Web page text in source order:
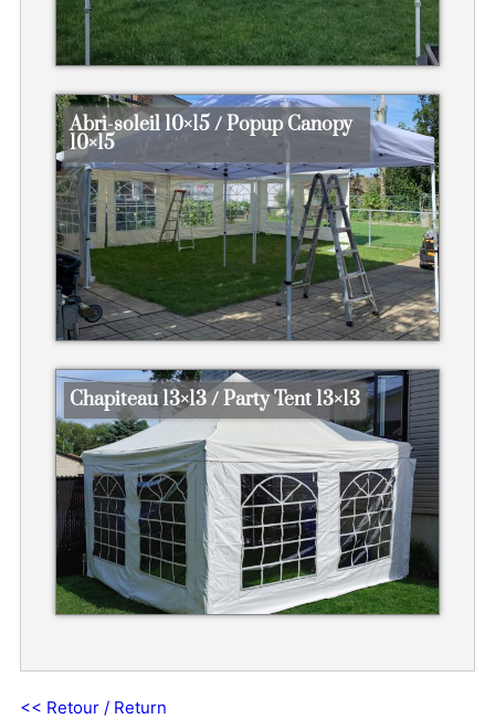
Abri-soleil 10×15 / Popup Canopy
10×15
Chapiteau 13×13 / Party Tent 13×13
<< Retour / Return